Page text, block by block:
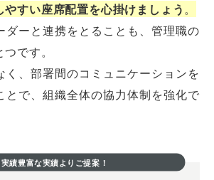
すい座席配置を心掛けましょう。
ダーと連携をとることも、管理職の
です。
く、部署間のコミュニケーションを
とで、組織全体の協力体制を強化で
実績豊富な実績よりご提案！